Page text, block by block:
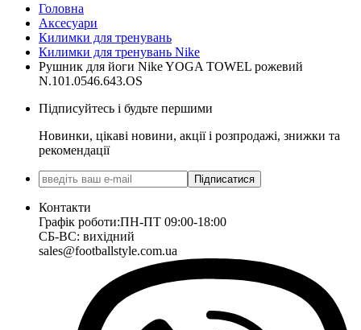
Головна
Аксесуари
Килимки для тренувань
Килимки для тренувань Nike
Рушник для йоги Nike YOGA TOWEL рожевий
N.101.0546.643.OS
Підписуйтесь і будьте першими
Новинки, цікаві новини, акції і розпродажі, знижки та
рекомендації
Підписатися
Контакти
Графік роботи:ПН-ПТ 09:00-18:00
СБ-ВС: вихідний
sales@footballstyle.com.ua